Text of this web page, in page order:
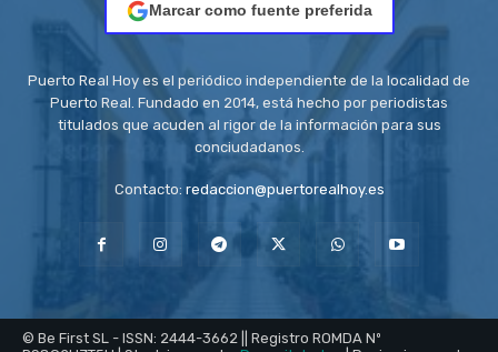
Marcar como fuente preferida
Puerto Real Hoy es el periódico independiente de la localidad de
Puerto Real. Fundado en 2014, está hecho por periodistas
titulados que acuden al rigor de la información para sus
conciudadanos.
Contacto: redaccion@puertorealhoy.es
© Be First SL - ISSN: 2444-3662 || Registro ROMDA Nº